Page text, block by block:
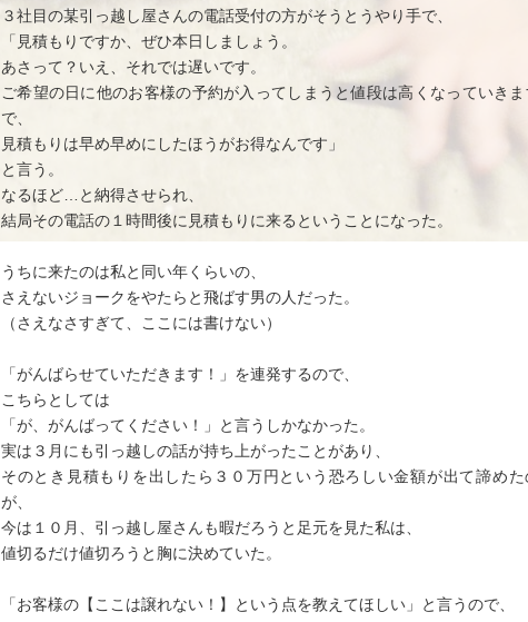
３社目の某引っ越し屋さんの電話受付の方がそうとうやり手で、
「見積もりですか、ぜひ本日しましょう。
あさって？いえ、それでは遅いです。
ご希望の日に他のお客様の予約が入ってしまうと値段は高くなっていき
で、
見積もりは早め早めにしたほうがお得なんです」
と言う。
なるほど…と納得させられ、
結局その電話の１時間後に見積もりに来るということになった。
うちに来たのは私と同い年くらいの、
さえないジョークをやたらと飛ばす男の人だった。
（さえなさすぎて、ここには書けない）
「がんばらせていただきます！」を連発するので、
こちらとしては
「が、がんばってください！」と言うしかなかった。
実は３月にも引っ越しの話が持ち上がったことがあり、
そのとき見積もりを出したら３０万円という恐ろしい金額が出て諦めた
が、
今は１０月、引っ越し屋さんも暇だろうと足元を見た私は、
値切るだけ値切ろうと胸に決めていた。
「お客様の【ここは譲れない！】という点を教えてほしい」と言うので、